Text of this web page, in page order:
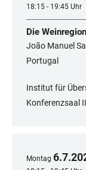
18:15 - 19:45 Uhr
Die
João Manuel
Portugal
Institut für
Konferenzsaal
Montag 6.7.